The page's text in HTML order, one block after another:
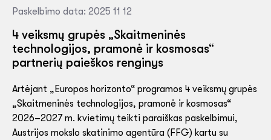
Paskelbimo data: 2025 11 12
4 veiksmų grupės „Skaitmeninės
technologijos, pramonė ir kosmosas“
partnerių paieškos renginys
Artėjant „Europos horizonto“ programos 4 veiksmų grupės
„Skaitmeninės technologijos, pramonė ir kosmosas“
2026–2027 m. kvietimų teikti paraiškas paskelbimui,
Austrijos mokslo skatinimo agentūra (FFG) kartu su